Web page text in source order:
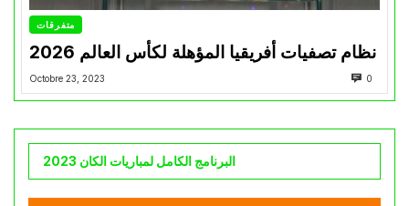
متفرقات
نظام تصفيات أفريقيا المؤهلة لكأس العالم 2026
Octobre 23, 2023 0
البرنامج الكامل لمباريات الكان 2023